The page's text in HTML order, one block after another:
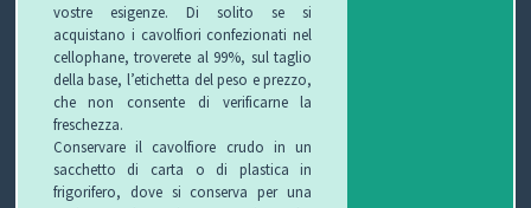
vostre esigenze. Di solito se si
acquistano i cavolfiori confezionati nel
cellophane, troverete al 99%, sul taglio
della base, l’etichetta del peso e prezzo,
che non consente di verificarne la
freschezza.
Conservare il cavolfiore crudo in un
sacchetto di carta o di plastica in
frigorifero, dove si conserva per una